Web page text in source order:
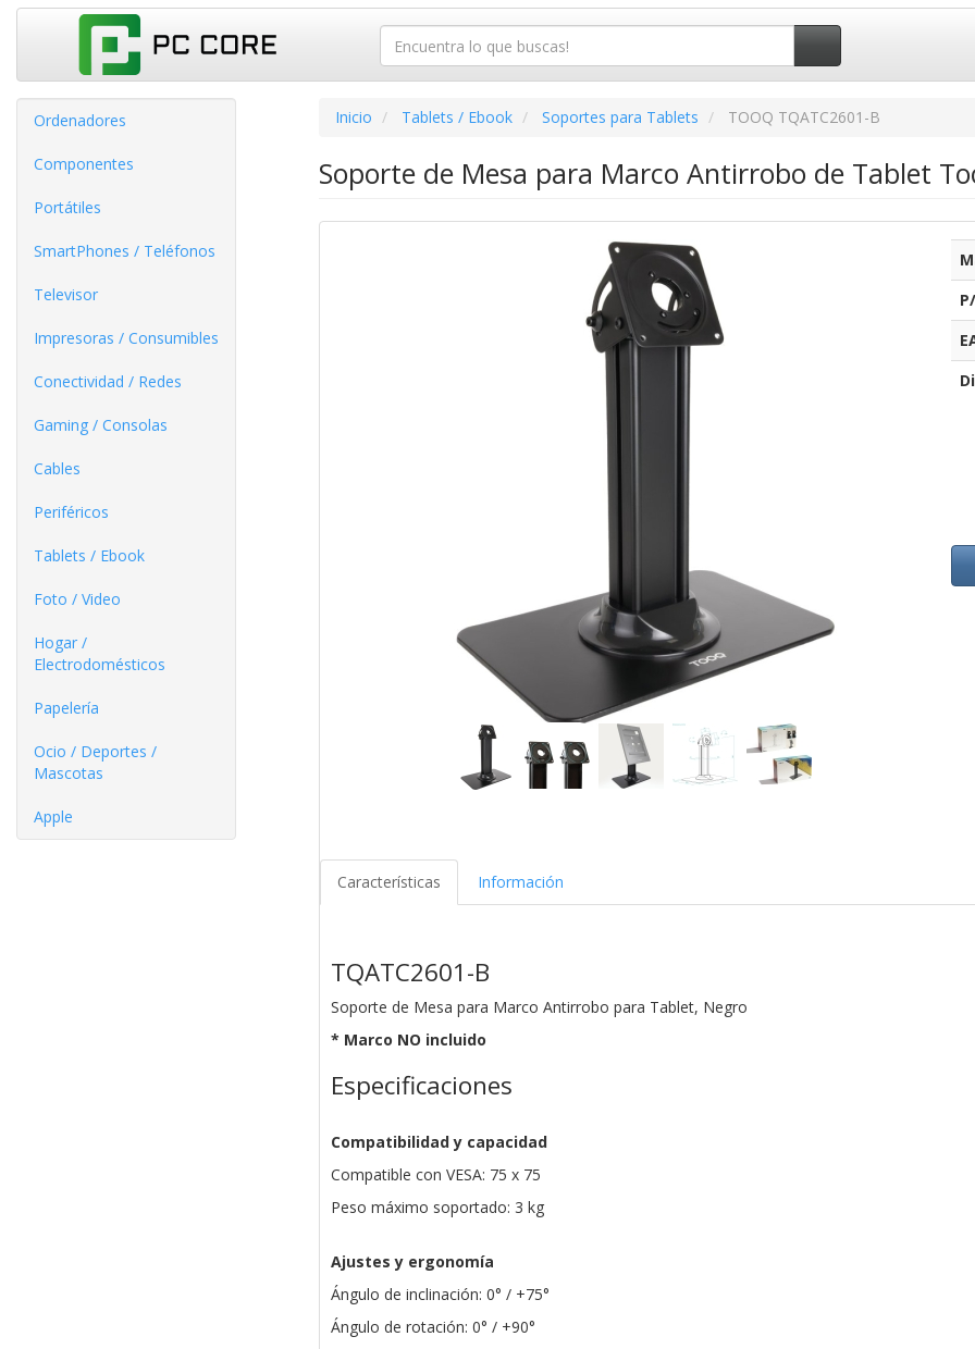
Ordenadores
Componentes
Portátiles
SmartPhones / Teléfonos
Televisor
Impresoras / Consumibles
Conectividad / Redes
Gaming / Consolas
Cables
Periféricos
Tablets / Ebook
Foto / Video
Hogar /
Electrodomésticos
Papelería
Ocio / Deportes /
Mascotas
Apple
Inicio Tablets / Ebook Soportes para Tablets TOOQ TQATC2601-B
Soporte de Mesa para Marco Antirrobo de Tablet
Características Información
TQATC2601-B
Soporte de Mesa para Marco Antirrobo para Tablet, Negro
* Marco NO incluido
Especificaciones
Compatibilidad y capacidad
Compatible con VESA: 75 x 75
Peso máximo soportado: 3 kg
Ajustes y ergonomía
Ángulo de inclinación: 0° / +75°
Ángulo de rotación: 0° / +90°